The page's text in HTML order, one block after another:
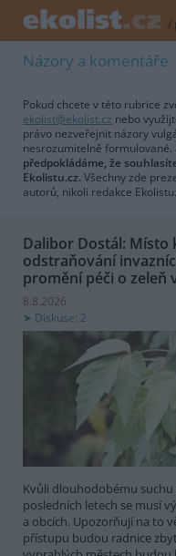
/
Názory a komentáře
Pokud chcete v této rubrice
ekolist@ekolist.cz nebo
právo nezveřejnit názory
nesrozumitelně formulované.
předpokládáme, že
Ekolistu.cz. Všechny zde
autorů, nikoli redakce
Dalibor Dostál:
odstraňování
promění péči o zeleň
8.8.2026
Diskuse: 2
Kvůli dlouhodobému
posledních letech se musí
a obcích. Upozorňují na to
přístupu budou radnice